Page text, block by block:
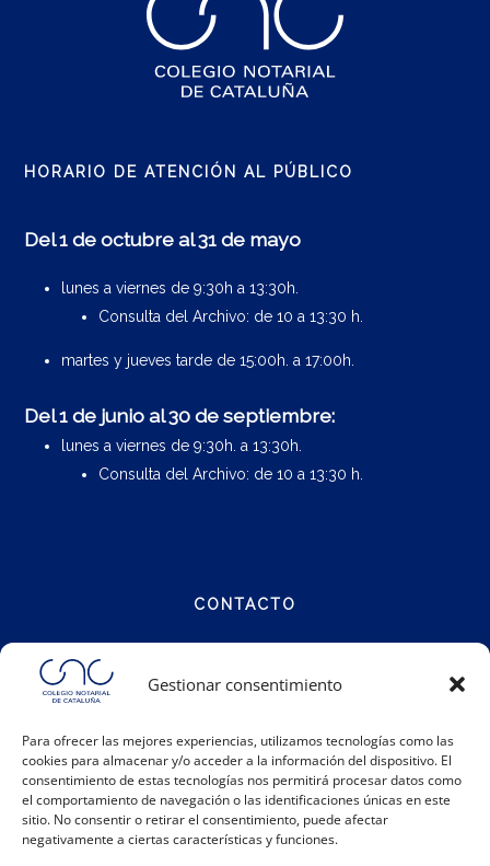
Gestionar consentimiento
Para ofrecer las mejores experiencias, utilizamos tecnologías como las
cookies para almacenar y/o acceder a la información del dispositivo. El
consentimiento de estas tecnologías nos permitirá procesar datos como
el comportamiento de navegación o las identificaciones únicas en este
sitio. No consentir o retirar el consentimiento, puede afectar
negativamente a ciertas características y funciones.
HORARIO DE ATENCIÓN AL PÚBLICO
Del 1 de octubre al 31 de mayo
lunes a viernes de 9:30h a 13:30h.
Consulta del Archivo: de 10 a 13:30 h.
martes y jueves tarde de 15:00h. a 17:00h.
Del 1 de junio al 30 de septiembre:
lunes a viernes de 9:30h. a 13:30h.
Consulta del Archivo: de 10 a 13:30 h.
CONTACTO
Teléfono:93 317 48 00
Email:info@catalunya.notariado.org